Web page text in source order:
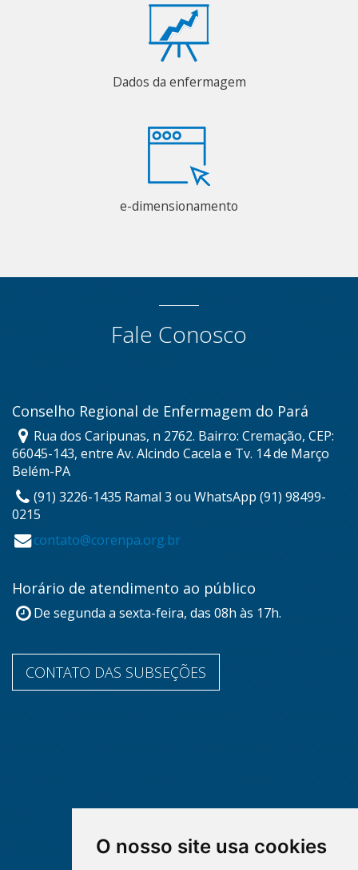
O nosso site usa cookies
Dados da enfermagem
e-dimensionamento
Fale Conosco
Conselho Regional de Enfermagem do Pará
Rua dos Caripunas, n 2762. Bairro: Cremação, CEP:
66045-143, entre Av. Alcindo Cacela e Tv. 14 de Março
Belém-PA
(91) 3226-1435 Ramal 3 ou WhatsApp (91) 98499-
0215
contato@corenpa.org.br
Horário de atendimento ao público
De segunda a sexta-feira, das 08h às 17h.
CONTATO DAS SUBSEÇÕES